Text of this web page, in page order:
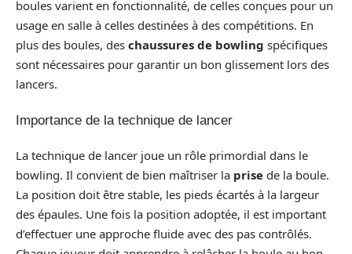
boules varient en fonctionnalité, de celles conçues pour un
usage en salle à celles destinées à des compétitions. En
plus des boules, des chaussures de bowling spécifiques
sont nécessaires pour garantir un bon glissement lors des
lancers.
Importance de la technique de lancer
La technique de lancer joue un rôle primordial dans le
bowling. Il convient de bien maîtriser la prise de la boule.
La position doit être stable, les pieds écartés à la largeur
des épaules. Une fois la position adoptée, il est important
d’effectuer une approche fluide avec des pas contrôlés.